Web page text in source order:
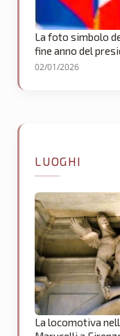
La foto simbolo
fine anno del
02/01/2026
LUOGHI
La locomotiva